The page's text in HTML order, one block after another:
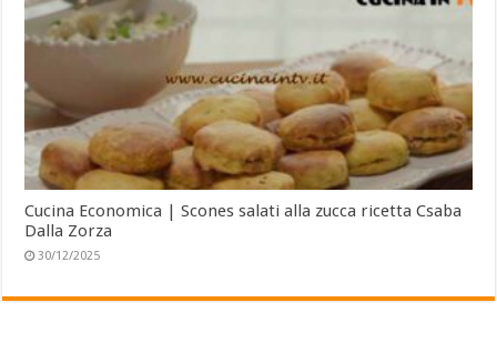
Cucina Economica | Scones salati alla zucca ricetta Csaba
Dalla Zorza
30/12/2025